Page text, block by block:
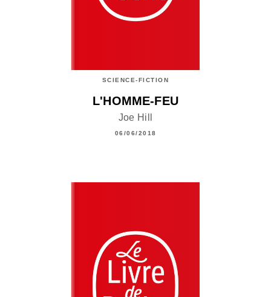
SCIENCE-FICTION
L'HOMME-FEU
Joe Hill
06/06/2018